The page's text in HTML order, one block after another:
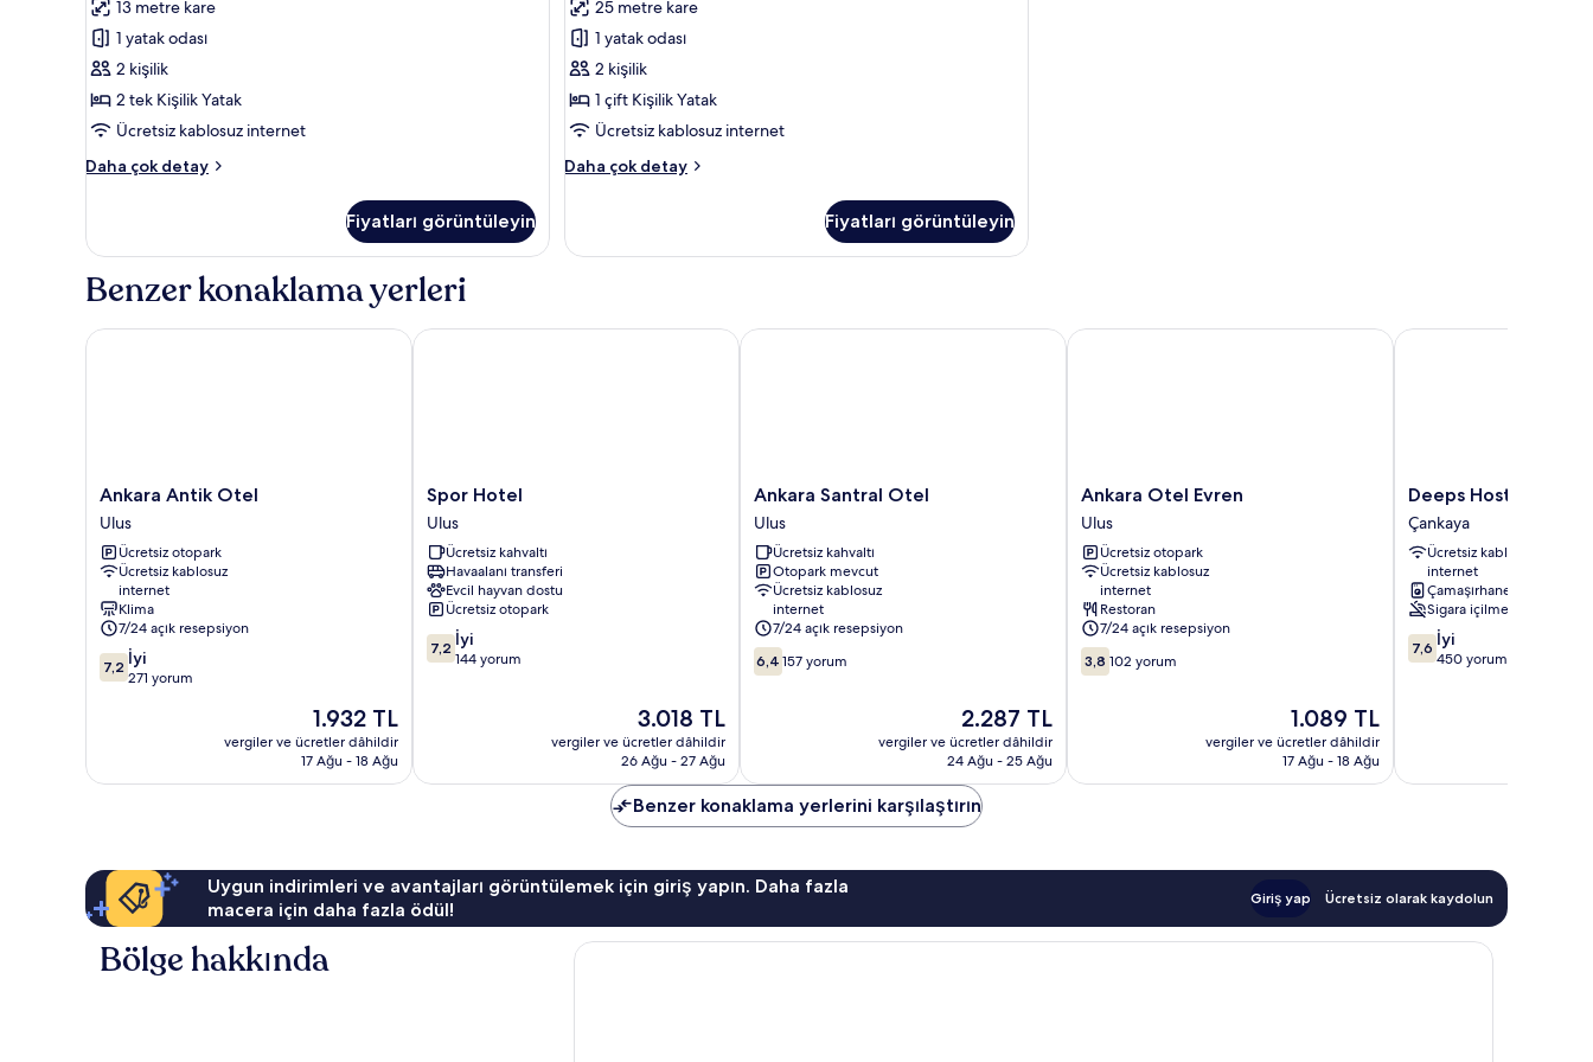
Oda
için
tüm
fotoğrafları
görün
13 metre kare
1 yatak odası
2 kişilik
2 tek Kişilik Yatak
Ücretsiz kablosuz internet
Daha çok detay
Classic
hakkında
fazla
Fiyatları görüntüleyin
Yataklı
Oda
için
tüm
fotoğrafları
25 metre kare
1 yatak odası
2 kişilik
1 çift Kişilik Yatak
Ücretsiz kablosuz internet
Daha çok detay
Classic
Oda
detay
Fiyatları görüntüleyin
Benzer konaklama yerleri
Ankara
Antik
Otel
Ulus
Ankara Antik Otel
Ulus
Ücretsiz otopark
Ücretsiz kablosuz
internet
Klima
7/24 açık resepsiyon
10
üzerinden
7,2 İyi
271 yorum
Güncel
fiyat:
1.932 TL
1.932 TL
vergiler ve ücretler dâhildir
17 Ağu - 18 Ağu
Ankara Antik Otel
Spor
Hotel
Ulus
Spor Hotel
Ulus
Ücretsiz kahvaltı
Havaalanı transferi
Evcil hayvan dostu
Ücretsiz otopark
10
üzerinden
7,2 İyi
144 yorum
Güncel
fiyat:
3.018 TL
3.018 TL
vergiler ve ücretler dâhildir
26 Ağu - 27 Ağu
Spor Hotel
Ankara
Santral
Otel
Ulus
Ankara Santral Otel
Ulus
Ücretsiz kahvaltı
Otopark mevcut
Ücretsiz kablosuz
internet
7/24 açık resepsiyon
10
üzerinden
6,4 157 yorum
Güncel
fiyat:
2.287 TL
2.287 TL
vergiler ve ücretler dâhildir
24 Ağu - 25 Ağu
Ankara Santral Otel
Ankara
Otel
Evren
Ulus
Ankara Otel Evren
Ulus
Ücretsiz otopark
Ücretsiz kablosuz
internet
Restoran
7/24 açık resepsiyon
10
üzerinden
3,8 102 yorum
Güncel
fiyat:
1.089 TL
1.089 TL
vergiler ve ücretler dâhildir
17 Ağu - 18 Ağu
Ankara Otel Evren
Deeps
Hostel
Çankaya
Deeps Hostel
Çankaya
Ücretsiz kablosuz
internet
Çamaşırhane
Sigara içilmez
10
üzerinden
7,6 İyi
450 yorum
Deeps Hostel
Benzer konaklama yerlerini karşılaştırın
Uygun indirimleri ve avantajları görüntülemek için giriş yapın. Daha fazla
macera için daha fazla ödül!
Giriş yap Ücretsiz olarak kaydolun
Bölge hakkında